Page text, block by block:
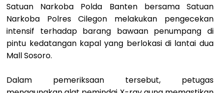
Satuan Narkoba Polda Banten bersama Satuan
Narkoba Polres Cilegon melakukan pengecekan
intensif terhadap barang bawaan penumpang di
pintu kedatangan kapal yang berlokasi di lantai dua
Mall Sosoro.
Dalam pemeriksaan tersebut, petugas